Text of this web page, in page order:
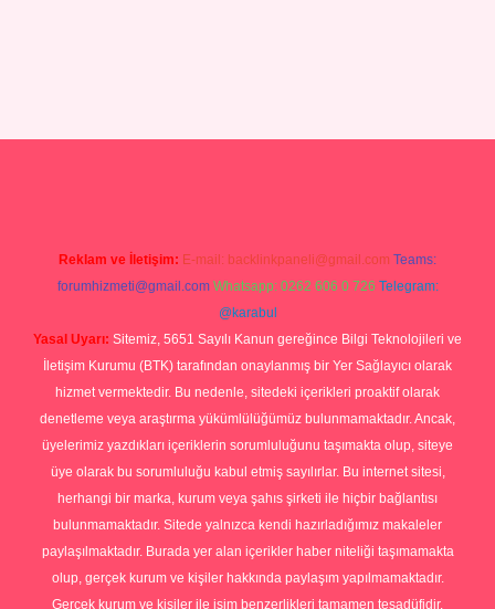
Reklam ve İletişim: E-mail: backlinkpaneli@gmail.com Teams:
forumhizmeti@gmail.com Whatsapp: 0262 606 0 726 Telegram:
@karabul
Yasal Uyarı: Sitemiz, 5651 Sayılı Kanun gereğince Bilgi Teknolojileri ve
İletişim Kurumu (BTK) tarafından onaylanmış bir Yer Sağlayıcı olarak
hizmet vermektedir. Bu nedenle, sitedeki içerikleri proaktif olarak
denetleme veya araştırma yükümlülüğümüz bulunmamaktadır. Ancak,
üyelerimiz yazdıkları içeriklerin sorumluluğunu taşımakta olup, siteye
üye olarak bu sorumluluğu kabul etmiş sayılırlar. Bu internet sitesi,
herhangi bir marka, kurum veya şahıs şirketi ile hiçbir bağlantısı
bulunmamaktadır. Sitede yalnızca kendi hazırladığımız makaleler
paylaşılmaktadır. Burada yer alan içerikler haber niteliği taşımamakta
olup, gerçek kurum ve kişiler hakkında paylaşım yapılmamaktadır.
Gerçek kurum ve kişiler ile isim benzerlikleri tamamen tesadüfidir.